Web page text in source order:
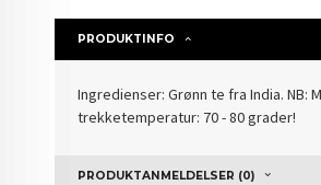
PRODUKTINFO
Ingredienser: Grønn te fra India. NB:
trekketemperatur: 70 - 80 grader!
PRODUKTANMELDELSER (0)